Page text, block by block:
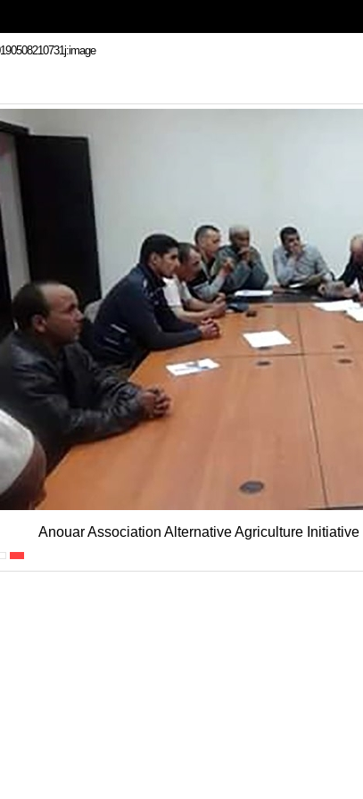
Anouar Association Alternative Agriculture